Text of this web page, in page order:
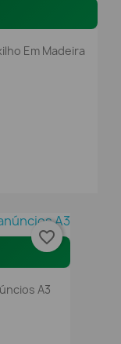
Em Madeira
A3
favorite_border